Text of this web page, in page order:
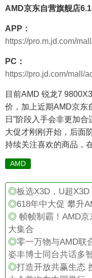
AMD京东自营旗舰店
APP：
https://pro.m.jd.com/
PC：
https://pro.jd.com/mall/
目前AMD 锐龙7
价，加上近期AMD京东
日”阶段入手会非更加
大促才刚刚开始，后面
持续关注喜欢的商品，
AMD
◎板选X3D，U超
◎618年中大促 攀升
◎ 帧帧制霸！AMD
大集合
◎零一万物与AMD联
姿丰博士同台共话多
◎打造开放共赢生态